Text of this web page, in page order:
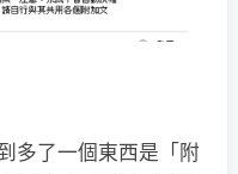
多了一個東西是「附